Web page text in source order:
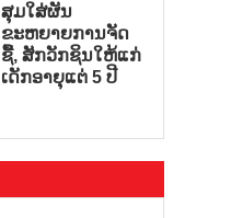
ສຸມໃສ່ຜັນ
ຂະຫຍາຍການຈັດ
ຊື້, ສັກວັກຊິນໃຫ້ແກ່
ເດັກອາຍຸແຕ່ 5 ປີ